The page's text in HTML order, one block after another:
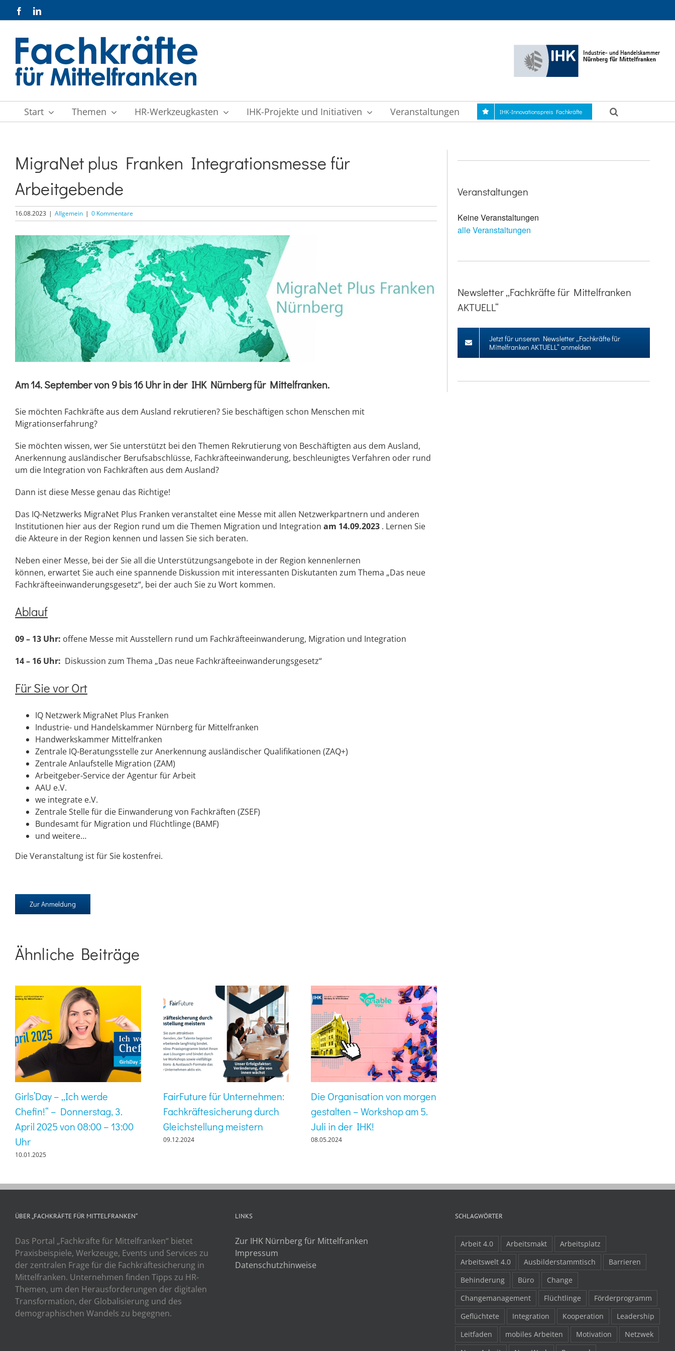
Inhalt
FacebookLinkedIn
Start Themen HR-Werkzeugkasten IHK-Projekte und Initiativen Veranstaltungen IHK-Innovationspreis Fachkräfte
MigraNet plus Franken Integrationsmesse für
Arbeitgebende
16.08.2023 | Allgemein | 0 Kommentare
Zeige
grösseres
Bild
Am 14. September von 9 bis 16 Uhr in der IHK Nürnberg für Mittelfranken.
Sie möchten Fachkräfte aus dem Ausland rekrutieren? Sie beschäftigen schon Menschen mit
Migrationserfahrung?
Sie möchten wissen, wer Sie unterstützt bei den Themen Rekrutierung von Beschäftigten aus dem Ausland,
Anerkennung ausländischer Berufsabschlüsse, Fachkräfteeinwanderung, beschleunigtes Verfahren oder rund
um die Integration von Fachkräften aus dem Ausland?
Dann ist diese Messe genau das Richtige!
Das IQ-Netzwerks MigraNet Plus Franken veranstaltet eine Messe mit allen Netzwerkpartnern und anderen
Institutionen hier aus der Region rund um die Themen Migration und Integration am 14.09.2023 . Lernen Sie
die Akteure in der Region kennen und lassen Sie sich beraten.
Neben einer Messe, bei der Sie all die Unterstützungsangebote in der Region kennenlernen
können, erwartet Sie auch eine spannende Diskussion mit interessanten Diskutanten zum Thema „Das neue
Fachkräfteeinwanderungsgesetz“, bei der auch Sie zu Wort kommen.
Ablauf
09 – 13 Uhr: offene Messe mit Ausstellern rund um Fachkräfteeinwanderung, Migration und Integration
14 – 16 Uhr: Diskussion zum Thema „Das neue Fachkräfteeinwanderungsgesetz“
Für Sie vor Ort
IQ Netzwerk MigraNet Plus Franken
Industrie- und Handelskammer Nürnberg für Mittelfranken
Handwerkskammer Mittelfranken
Zentrale IQ-Beratungsstelle zur Anerkennung ausländischer Qualifikationen (ZAQ+)
Zentrale Anlaufstelle Migration (ZAM)
Arbeitgeber-Service der Agentur für Arbeit
AAU e.V.
we integrate e.V.
Zentrale Stelle für die Einwanderung von Fachkräften (ZSEF)
Bundesamt für Migration und Flüchtlinge (BAMF)
und weitere…
Die Veranstaltung ist für Sie kostenfrei.
Zur Anmeldung
Ähnliche Beiträge
Girls’Day – „Ich werde
Chefin!“ – Donnerstag, 3.
April 2025 von 08:00 – 13:00
Uhr
10.01.2025
FairFuture für Unternehmen:
Fachkräftesicherung durch
Gleichstellung meistern
09.12.2024
Die Organisation von morgen
gestalten – Workshop am 5.
Juli in der IHK!
08.05.2024
Veranstaltungen
Keine Veranstaltungen
alle Veranstaltungen
Newsletter „Fachkräfte für Mittelfranken
AKTUELL“
Jetzt für unseren Newsletter „Fachkräfte für
Mittelfranken AKTUELL“ anmelden
ÜBER „FACHKRÄFTE FÜR MITTELFRANKEN“
Das Portal „Fachkräfte für Mittelfranken“ bietet
Praxisbeispiele, Werkzeuge, Events und Services zu
der zentralen Frage für die Fachkräftesicherung in
Mittelfranken. Unternehmen finden Tipps zu HR-
Themen, um den Herausforderungen der digitalen
Transformation, der Globalisierung und des
demographischen Wandels zu begegnen.
LINKS
Zur IHK Nürnberg für Mittelfranken
Impressum
Datenschutzhinweise
SCHLAGWÖRTER
Arbeit 4.0 Arbeitsmakt
Arbeitsplatz
Arbeitswelt 4.0
Ausbilderstammtisch
Barrieren
Behinderung
Büro
Change
Changemanagement
Flüchtlinge
Förderprogramm
Geflüchtete
Integration Kooperation
Leadership
Leitfaden
mobiles Arbeiten Motivation
Netzwek